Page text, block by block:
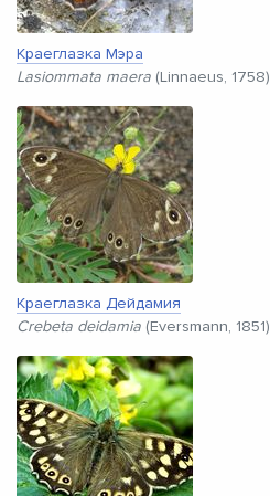
Краеглазка Мэра
Lasiommata maera (Linnaeus, 1758)
Краеглазка Дейдамия
Crebeta deidamia (Eversmann, 1851)